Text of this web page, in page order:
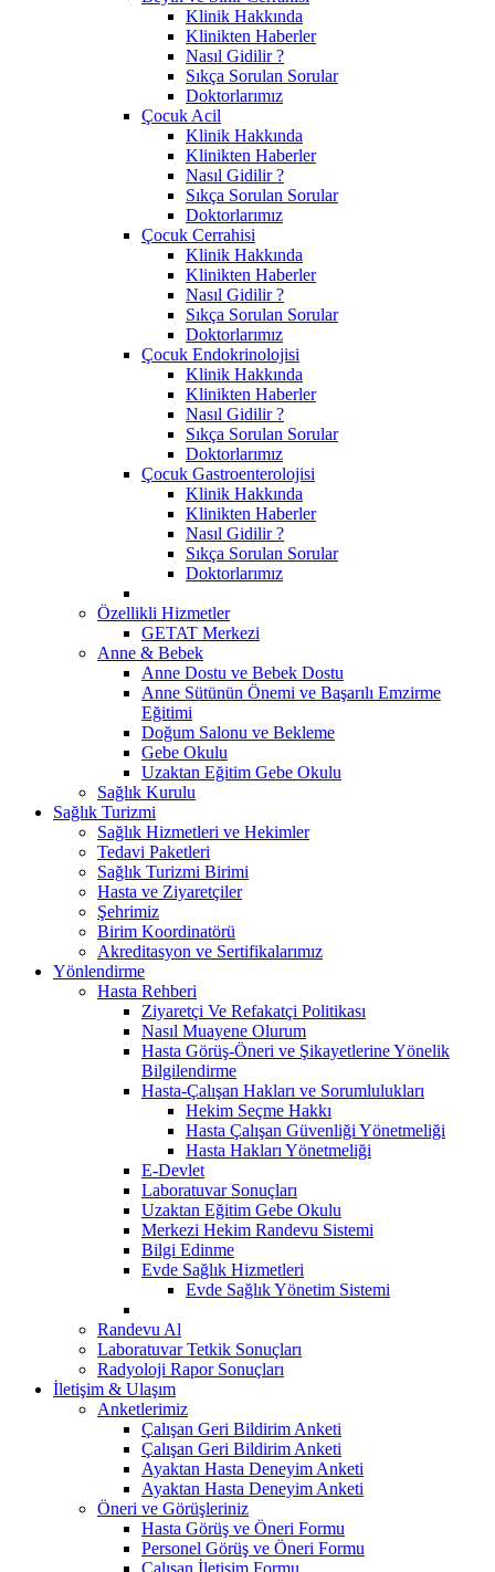
Klinik Hakkında
Klinikten Haberler
Nasıl Gidilir ?
Sıkça Sorulan Sorular
Doktorlarımız
Çocuk Acil
Klinik Hakkında
Klinikten Haberler
Nasıl Gidilir ?
Sıkça Sorulan Sorular
Doktorlarımız
Çocuk Cerrahisi
Klinik Hakkında
Klinikten Haberler
Nasıl Gidilir ?
Sıkça Sorulan Sorular
Doktorlarımız
Çocuk Endokrinolojisi
Klinik Hakkında
Klinikten Haberler
Nasıl Gidilir ?
Sıkça Sorulan Sorular
Doktorlarımız
Çocuk Gastroenterolojisi
Klinik Hakkında
Klinikten Haberler
Nasıl Gidilir ?
Sıkça Sorulan Sorular
Doktorlarımız
Özellikli Hizmetler
GETAT Merkezi
Anne & Bebek
Anne Dostu ve Bebek Dostu
Anne Sütünün Önemi ve Başarılı Emzirme
Eğitimi
Doğum Salonu ve Bekleme
Gebe Okulu
Uzaktan Eğitim Gebe Okulu
Sağlık Kurulu
Sağlık Turizmi
Sağlık Hizmetleri ve Hekimler
Tedavi Paketleri
Sağlık Turizmi Birimi
Hasta ve Ziyaretçiler
Şehrimiz
Birim Koordinatörü
Akreditasyon ve Sertifikalarımız
Yönlendirme
Hasta Rehberi
Ziyaretçi Ve Refakatçi Politikası
Nasıl Muayene Olurum
Hasta Görüş-Öneri ve Şikayetlerine Yönelik
Bilgilendirme
Hasta-Çalışan Hakları ve Sorumlulukları
Hekim Seçme Hakkı
Hasta Çalışan Güvenliği Yönetmeliği
Hasta Hakları Yönetmeliği
E-Devlet
Laboratuvar Sonuçları
Uzaktan Eğitim Gebe Okulu
Merkezi Hekim Randevu Sistemi
Bilgi Edinme
Evde Sağlık Hizmetleri
Evde Sağlık Yönetim Sistemi
Randevu Al
Laboratuvar Tetkik Sonuçları
Radyoloji Rapor Sonuçları
İletişim & Ulaşım
Anketlerimiz
Çalışan Geri Bildirim Anketi
Çalışan Geri Bildirim Anketi
Ayaktan Hasta Deneyim Anketi
Ayaktan Hasta Deneyim Anketi
Öneri ve Görüşleriniz
Hasta Görüş ve Öneri Formu
Personel Görüş ve Öneri Formu
Çalışan İletişim Formu